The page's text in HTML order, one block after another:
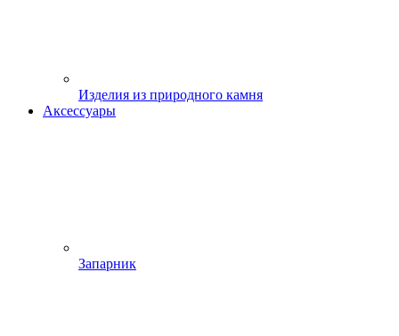
Изделия из природного камня
Аксессуары
Запарник